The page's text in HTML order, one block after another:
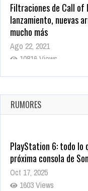
Filtraciones de Call of
lanzamiento, nuevas
mucho más
Ago 22, 2021
10816 Views
La configuración de
Ago 8, 2021
10002 Views
RUMORES
PlayStation 6: todo lo
próxima consola de
Oct 17, 2025
1603 Views